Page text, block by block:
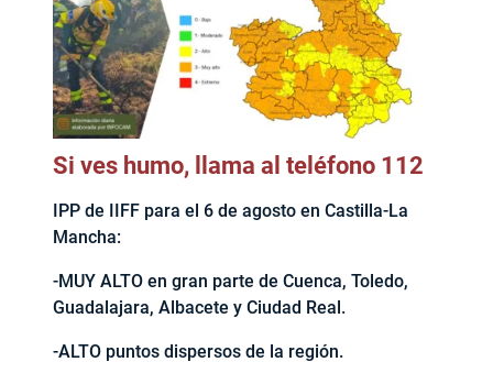
Si ves humo, llama al teléfono 112
IPP de IIFF para el 6 de agosto en Castilla-La
Mancha:
-MUY ALTO en gran parte de Cuenca, Toledo,
Guadalajara, Albacete y Ciudad Real.
-ALTO puntos dispersos de la región.